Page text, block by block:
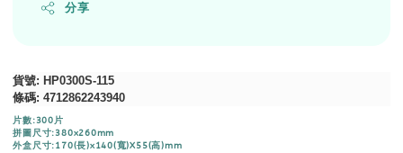
分享
貨號: HP0300S-115
條碼:4712862243940
片數:300片
拼圖尺寸:380x260mm
外盒尺寸:170(長)x140(寬)X55(高)mm